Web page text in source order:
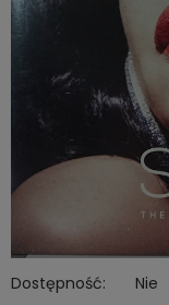
Dostępność: Nie